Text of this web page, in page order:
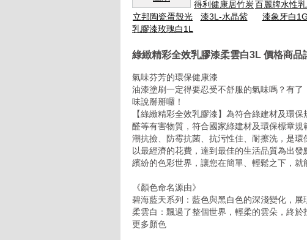
立邦陶瓷蛋殼光
乳膠漆玫瑰白1L
得利健康居竹炭
漆3L-水晶紫
百麗牌水性
漆象牙白1G
綠緻精彩全效乳膠漆柔雲白3L 價格商品
氣味芬芳的環保健康漆
油漆塗刷一定得要忍受不舒服的氣味嗎？有
味說掰掰囉！
【綠緻精彩全效乳膠漆】為符合綠建材及環
醛等有害物質，符合國家綠建材及環保標章
潮抗撿、防霉抗菌、抗污性佳、耐擦洗，是環
以最經濟的花費，達到最佳的生活品質為出
繽紛的色彩世界，讓您在簡單、輕鬆之下，
《顏色命名源由》
碧海藍天系列：藍色與黑白色的深淺變化，展
柔雲白：飄過了整個世界，輕柔的雲朵，終於
更多顏色